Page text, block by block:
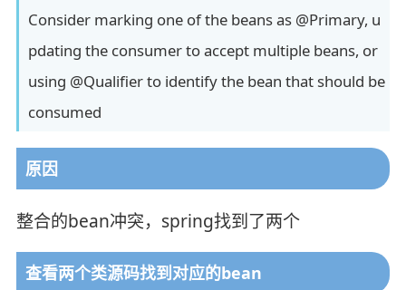
Consider marking one of the beans as @Primary, u
pdating the consumer to accept multiple beans, or
using @Qualifier to identify the bean that should be
consumed
原因
整合的bean冲突，spring找到了两个
查看两个类源码找到对应的bean